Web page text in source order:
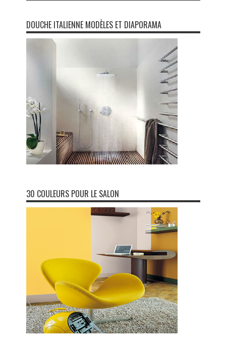
DOUCHE ITALIENNE MODÈLES ET DIAPORAMA
30 COULEURS POUR LE SALON